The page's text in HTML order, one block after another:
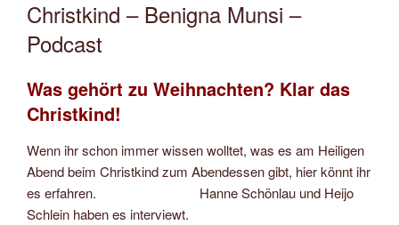
Christkind – Benigna Munsi –
Podcast
Was gehört zu Weihnachten? Klar das
Christkind!
Wenn ihr schon immer wissen wolltet, was es am Heiligen
Abend beim Christkind zum Abendessen gibt, hier könnt ihr
es erfahren. Hanne Schönlau und Heijo
Schlein haben es interviewt.